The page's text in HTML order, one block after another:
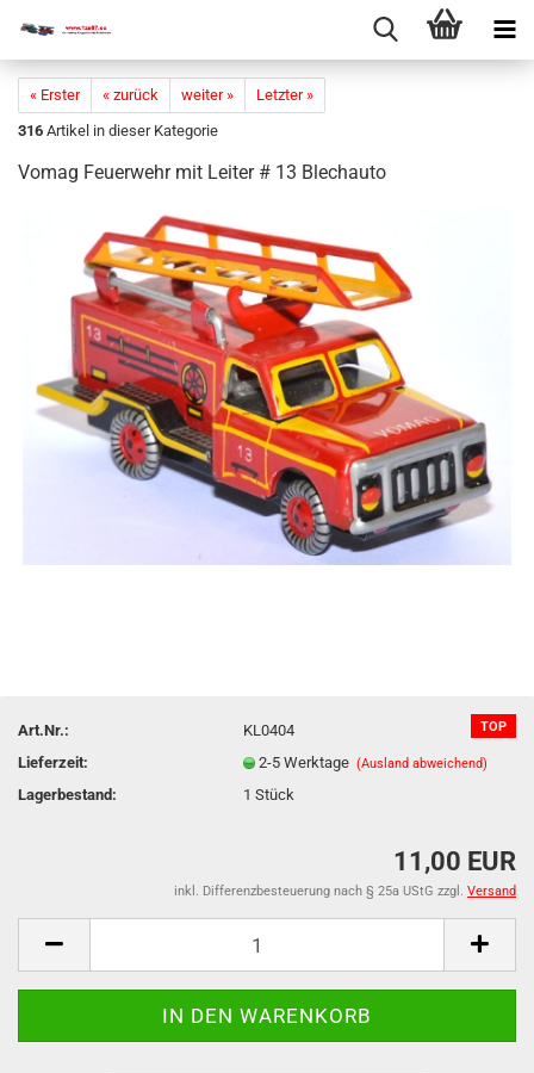
« Erster « zurück weiter »
Letzter »
316 Artikel in dieser Kategorie
Vomag Feu­er­wehr mit Lei­ter # 13 Blech­au­to
TOP
Art.Nr.:
KL0404
Lieferzeit:
2-5 Werktage(Ausland abweichend)
Lagerbestand: 1Stück
11,00 EUR
inkl. Differenzbesteuerung nach § 25a UStG zzgl. Versand